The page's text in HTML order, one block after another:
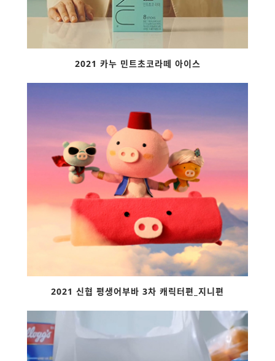
2021 카누 민트초코라떼 아이스
2021 신협 평생어부바 3차 캐릭터편_지니편